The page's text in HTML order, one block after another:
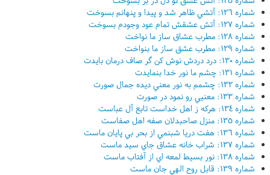
شماره ١٢٦: آتشي ظاهر شد و پيدا و پنهانم بسوخت
شماره ١٢٧: آتش عشقش تمام عود وجودم بسوخت
شماره ١٢٨: مطرب عشاق ساز ما نواخت
شماره ١٢٩: مطرب عشق ساز ما بنواخت
شماره ١٣٠: درد دردش نوش کن گر صاف درمان بايدت
شماره ١٣١: چشم ما نور خدا بنمايدت
شماره ١٣٢: چشمم به نور معني ديده جمال صورت
شماره ١٣٣: معنيي رو نمود در صورت
شماره ١٣٤: هرکه ز اهل خداست تابع آل عباست
شماره ١٣٥: منزل صاحبدلان صفه اهل صفاست
شماره ١٣٦: هفت دريا شبنمي از بحر بي پايان ماست
شماره ١٣٧: شراب خانه عشاق جاي سيد ماست
شماره ١٣٨: نور بسيط لمعه اي از آفتاب ماست
شماره ١٣٩: قابل روح الهي جان ماست